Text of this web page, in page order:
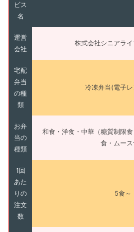
ビス
名
運営
会社
株式会社シニアラ
宅配
弁当
の種
類
冷凍弁当(電子
お弁
当の
種類
和食・洋食・中華（糖質制限
食・ムース
1回
あた
りの
注文
数
5食～